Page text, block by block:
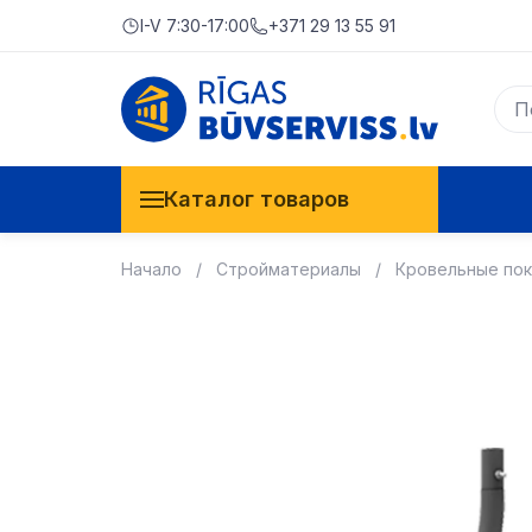
I-V 7:30-17:00 +371 29 13 55 91
Каталог товаров
Начало Стройматериалы Кровельные